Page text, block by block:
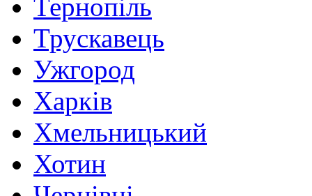
Тернопіль
Трускавець
Ужгород
Харків
Хмельницький
Хотин